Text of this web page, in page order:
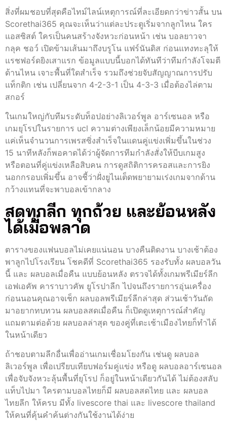
สิ่งที่ผมชอบที่สุดคือไทม์ไลน์เหตุการณ์ที่ละเอียดกว่าข่าวสั้น บน
Scorethai365 คุณจะเห็นว่าแต่ละประตูเริ่มจากลูกไหน ใคร
แอสซิสต์ ใครเป็นคนสร้างจังหวะก่อนหน้า เช่น บอลยาวจา
กลุค ชอว์ เปิดข้ามเส้นมาถึงบรูโน แฟร์นันดิส ก่อนแทงทะลุให้
แรชฟอร์ดยิงเสาแรก ข้อมูลแบบนี้บอกได้ทันทีว่าทีมกำลังโจมตี
ด้านไหน เจาะพื้นที่ใดสำเร็จ รวมถึงช่วยจับสัญญาณการปรับ
แท็กติก เช่น เปลี่ยนจาก 4-2-3-1 เป็น 4-3-3 เมื่อต้องไล่ตาม
สกอร์
ในเกมใหญ่กับทีมระดับท็อปอย่างลิเวอร์พูล อาร์เซนอล หรือ
เกมยุโรปในรายการ ucl ความต่างเพียงเล็กน้อยมีความหมาย
แค่เห็นจำนวนการเพรสซิ่งสำเร็จในแดนคู่แข่งเพิ่มขึ้นในช่วง
15 นาทีหลังก็พอคาดได้ว่าผู้จัดการทีมกำลังสั่งให้บีบเกมสูง
หรือตอนที่คู่แข่งเหลือสิบคน การดูสถิติการครอสและการยิง
นอกกรอบเพิ่มขึ้น อาจชี้ว่าฝั่งยูไนเต็ดพยายามเร่งเกมจากด้าน
กว้างแทนที่จะพาบอลเข้ากลาง
สดทุกลีก ทุกถ้วย และย้อนหลัง
ได้เมื่อพลาด
ตารางของแฟนบอลไม่เคยแน่นอน บางคืนติดงาน บางเช้าต้อง
พาลูกไปโรงเรียน โชคดีที่ Scorethai365 รองรับทั้ง ผลบอลวัน
นี้ และ ผลบอลเมื่อคืน แบบย้อนหลัง ตรวจได้ทั้งเกมพรีเมียร์ลีก
เอฟเอคัพ คาราบาวคัพ ยูโรปาลีก ไปจนถึงรายการอุ่นเครื่อง
ก่อนนอนคุณอาจเช็ก ผลบอลพรีเมียร์ลีกล่าสุด ส่วนเช้าวันถัด
มาอยากทบทวน ผลบอลสดเมื่อคืน ก็เปิดดูเหตุการณ์สำคัญ
แถมตามต่อด้วย ผลบอลล่าสุด ของคู่ที่เตะเช้าเมืองไทยก็ทำได้
ในหน้าเดียว
ถ้าชอบตามลีกอื่นเพื่ออ่านเกมเชื่อมโยงกัน เช่นดู ผลบอล
ลิเวอร์พูล เพื่อเปรียบเทียบฟอร์มคู่แข่ง หรือดู ผลบอลอาร์เซนอล
เพื่อจับจังหวะลุ้นพื้นที่ยุโรป ก็อยู่ในหน้าเดียวกันได้ ไม่ต้องสลับ
แท็บไปมา ใครตามบอลไทยก็มี ผลบอลสดไทย และ ผลบอล
ไทยลีก ให้ครบ มีทั้ง livescore thai และ livescore thailand
ให้คนที่คุ้นคำค้นต่างกันใช้งานได้ง่าย